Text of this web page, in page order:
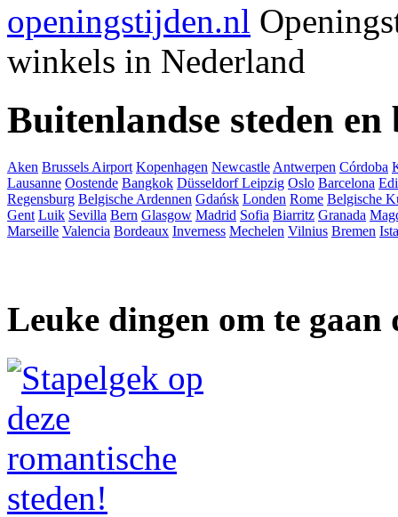
openingstijden.nl
winkels in Nederland
Buitenlandse steden en
Aken Brussels Airport Kopenhagen Newcastle Antwerpen Córdoba
Lausanne Oostende Bangkok DüsseldorfLeipzig Oslo Barcelona
Regensburg Belgische Ardennen Gdańsk Londen Rome Belgische
Gent Luik Sevilla Bern Glasgow Madrid Sofia Biarritz Granada
Marseille Valencia Bordeaux Inverness Mechelen Vilnius Bremen
Leuke dingen om te gaan